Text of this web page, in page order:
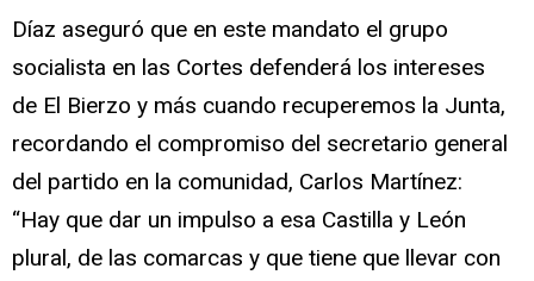
Díaz aseguró que en este mandato el grupo
socialista en las Cortes defenderá los intereses
de El Bierzo y más cuando recuperemos la Junta,
recordando el compromiso del secretario general
del partido en la comunidad, Carlos Martínez:
“Hay que dar un impulso a esa Castilla y León
plural, de las comarcas y que tiene que llevar con